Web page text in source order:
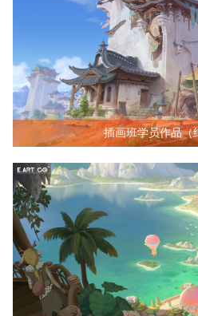
插画班学员作品（